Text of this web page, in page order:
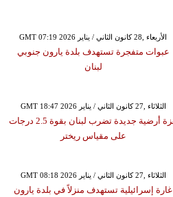
GMT 07:19 2026 الأربعاء ,28 كانون الثاني / يناير
عبوات متفجرة تستهدف بلدة يارون جنوبي
لبنان
GMT 18:47 2026 الثلاثاء ,27 كانون الثاني / يناير
هزة أرضية جديدة تضرب لبنان بقوة 2.5 درجات
على مقياس ريختر
GMT 08:18 2026 الثلاثاء ,27 كانون الثاني / يناير
غارة إسرائيلية تستهدف منزلاً في بلدة يارون